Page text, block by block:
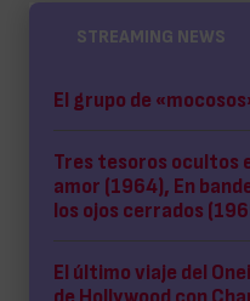
STREAMING NEWS
El grupo de
Tres tesoros ocultos
amor (1964), En
los ojos cerrados
El último viaje del